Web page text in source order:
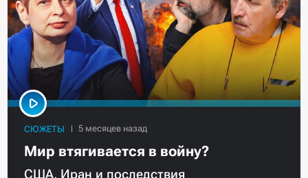
СЮЖЕТЫ
Мир втягивается в войну?
США, Иран и последствия